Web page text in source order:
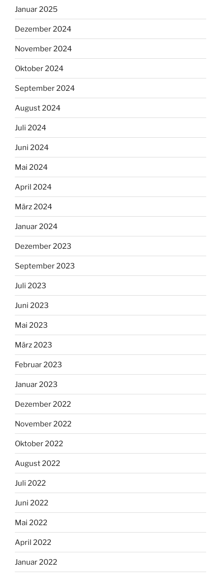
Januar 2025
Dezember 2024
November 2024
Oktober 2024
September 2024
August 2024
Juli 2024
Juni 2024
Mai 2024
April 2024
März 2024
Januar 2024
Dezember 2023
September 2023
Juli 2023
Juni 2023
Mai 2023
März 2023
Februar 2023
Januar 2023
Dezember 2022
November 2022
Oktober 2022
August 2022
Juli 2022
Juni 2022
Mai 2022
April 2022
Januar 2022